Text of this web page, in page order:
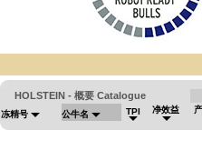
HOLSTEIN - 概要 Catalogue
冻精号 公牛名 TPI 净效益